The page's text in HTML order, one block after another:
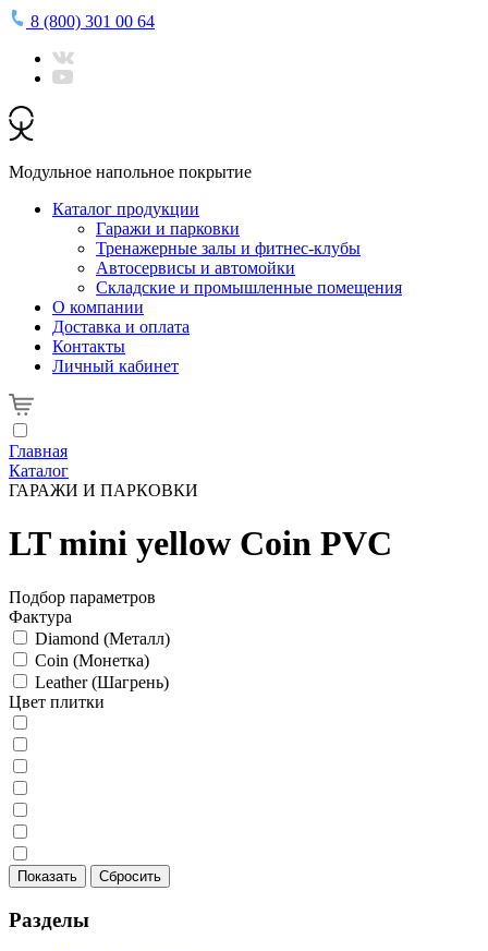
8 (800) 301 00 64
Модульное напольное покрытие
Каталог продукции
Гаражи и парковки
Тренажерные залы и фитнес-клубы
Автосервисы и автомойки
Складские и промышленные помещения
О компании
Доставка и оплата
Контакты
Личный кабинет
Главная
Каталог
ГАРАЖИ И ПАРКОВКИ
LT mini yellow Coin PVC
Подбор параметров
Фактура
Diamond (Металл)
Coin (Монетка)
Leather (Шагрень)
Цвет плитки
Разделы